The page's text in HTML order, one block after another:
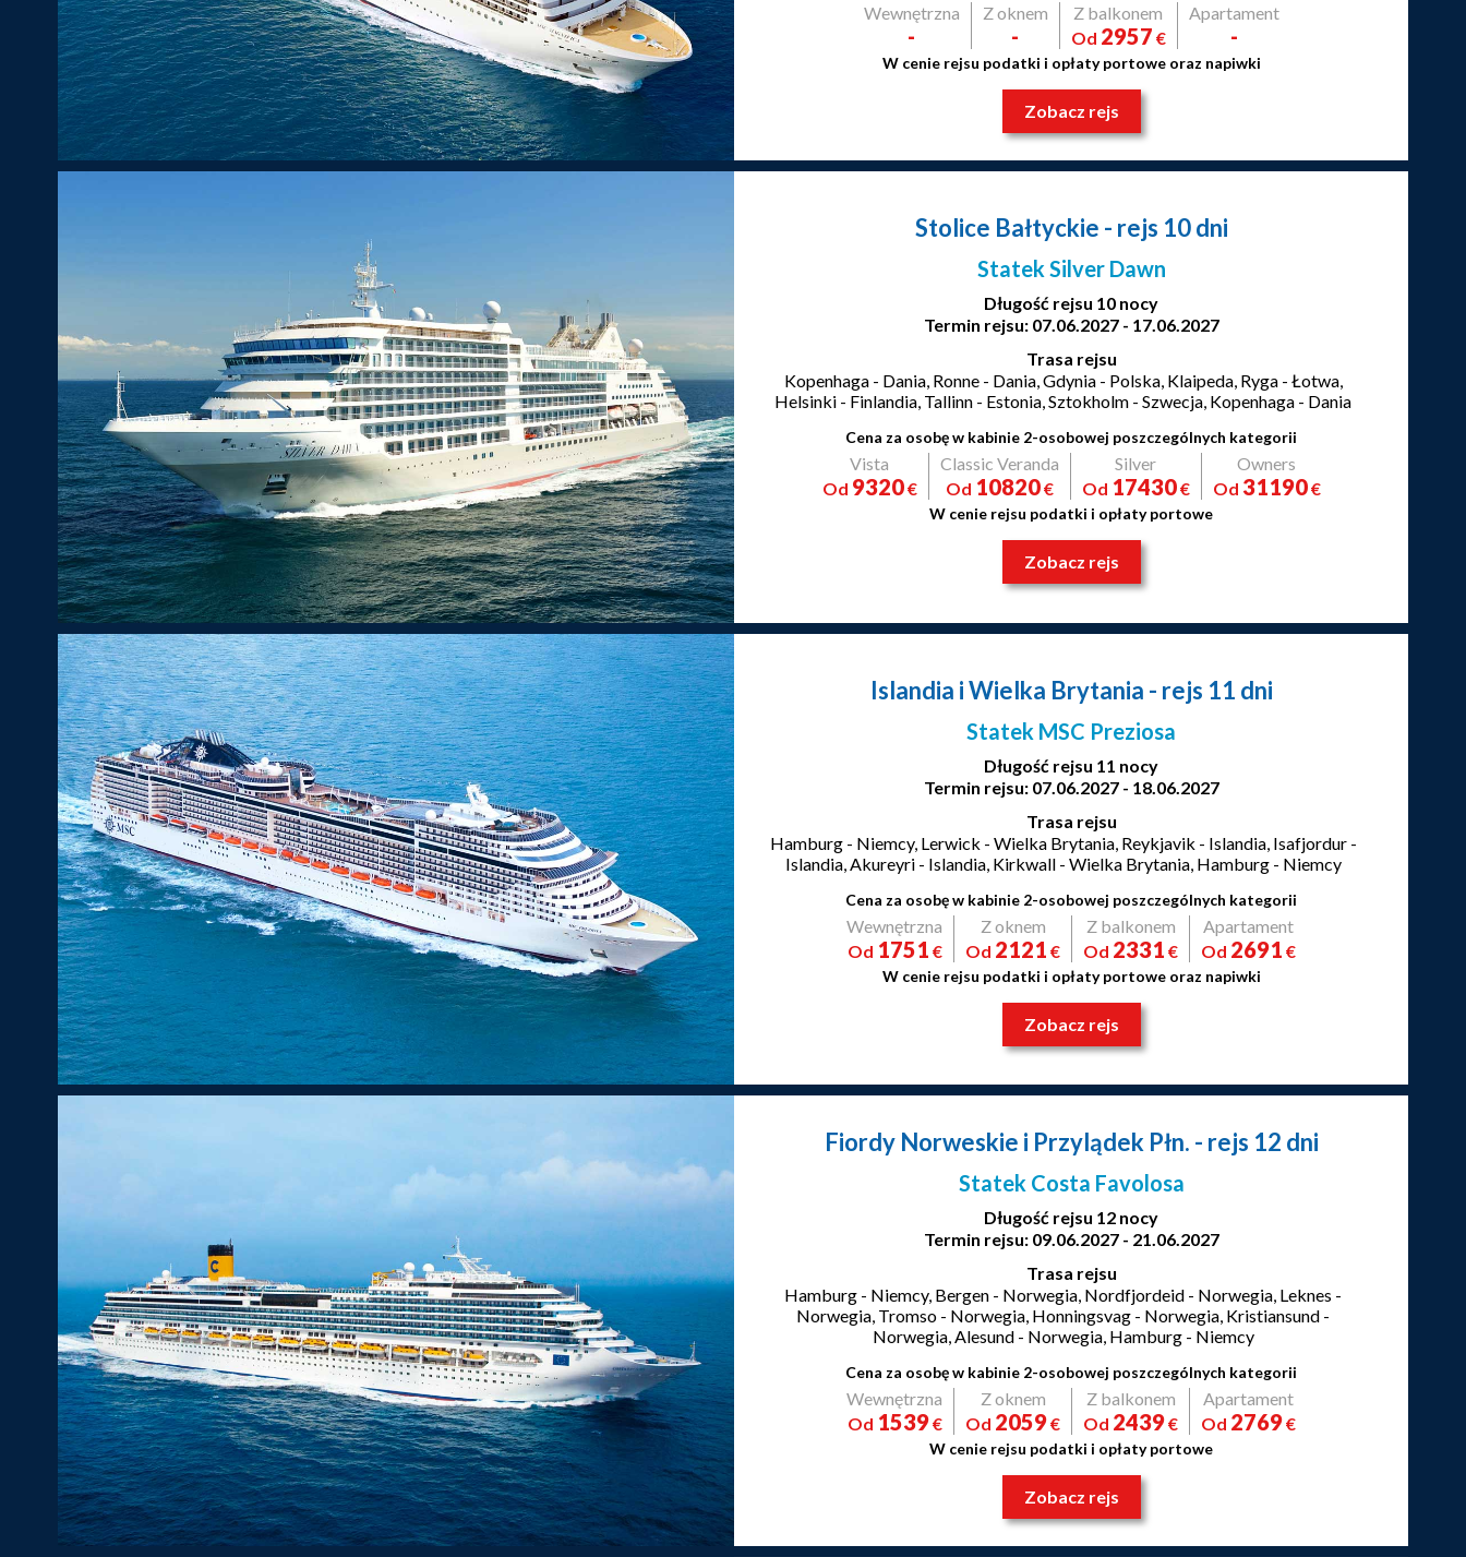
Wewnętrzna
-
Z oknem
-
Z balkonem
Od 2957 €
Apartament
-
W cenie rejsu podatki i opłaty portowe oraz napiwki
Zobacz rejs
Stolice Bałtyckie - rejs 10 dni
Statek Silver Dawn
Długość rejsu 10 nocy
Termin rejsu: 07.06.2027 - 17.06.2027
Trasa rejsu
Kopenhaga - Dania, Ronne - Dania, Gdynia - Polska, Klaipeda, Ryga - Łotwa,
Helsinki - Finlandia, Tallinn - Estonia, Sztokholm - Szwecja, Kopenhaga - Dania
Cena za osobę w kabinie 2-osobowej poszczególnych kategorii
Vista
Od 9320€
Classic Veranda
Od 10820€
Silver
Od 17430€
Owners
Od 31190€
W cenie rejsu podatki i opłaty portowe
Zobacz rejs
Islandia i Wielka Brytania - rejs 11 dni
Statek MSC Preziosa
Długość rejsu 11 nocy
Termin rejsu: 07.06.2027 - 18.06.2027
Trasa rejsu
Hamburg - Niemcy, Lerwick - Wielka Brytania, Reykjavik - Islandia, Isafjordur -
Islandia, Akureyri - Islandia, Kirkwall - Wielka Brytania, Hamburg - Niemcy
Cena za osobę w kabinie 2-osobowej poszczególnych kategorii
Wewnętrzna
Od 1751 €
Z oknem
Od 2121 €
Z balkonem
Od 2331 €
Apartament
Od 2691 €
W cenie rejsu podatki i opłaty portowe oraz napiwki
Zobacz rejs
Fiordy Norweskie i Przylądek Płn. - rejs 12 dni
Statek Costa Favolosa
Długość rejsu 12 nocy
Termin rejsu: 09.06.2027 - 21.06.2027
Trasa rejsu
Hamburg - Niemcy, Bergen - Norwegia, Nordfjordeid - Norwegia, Leknes -
Norwegia, Tromso - Norwegia, Honningsvag - Norwegia, Kristiansund -
Norwegia, Alesund - Norwegia, Hamburg - Niemcy
Cena za osobę w kabinie 2-osobowej poszczególnych kategorii
Wewnętrzna
Od 1539€
Z oknem
Od 2059€
Z balkonem
Od 2439€
Apartament
Od 2769€
W cenie rejsu podatki i opłaty portowe
Zobacz rejs